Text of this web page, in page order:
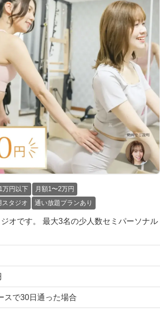
万円以下
月額1〜2万円
スタジオ 通い放題プランあり
オです。 最大3名の少人数セミパーソナル
スで30日通った場合